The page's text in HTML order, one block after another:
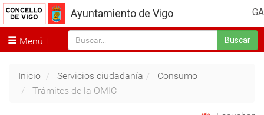
GA
Ayuntamiento de Vigo
Menú Buscar
Inicio Servicios ciudadanía
Consumo
Trámites de la OMIC